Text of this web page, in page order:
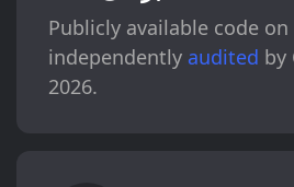
Publicly available code on
independently audited by
2026.